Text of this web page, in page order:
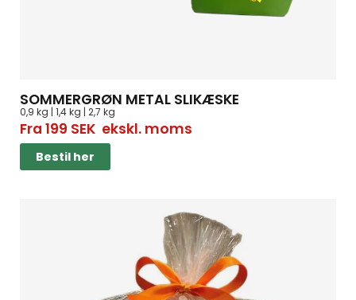
SOMMERGRØN METAL SLIKÆSKE
0,9 kg | 1,4 kg | 2,7 kg
Fra 199 SEKekskl. moms
Bestil her